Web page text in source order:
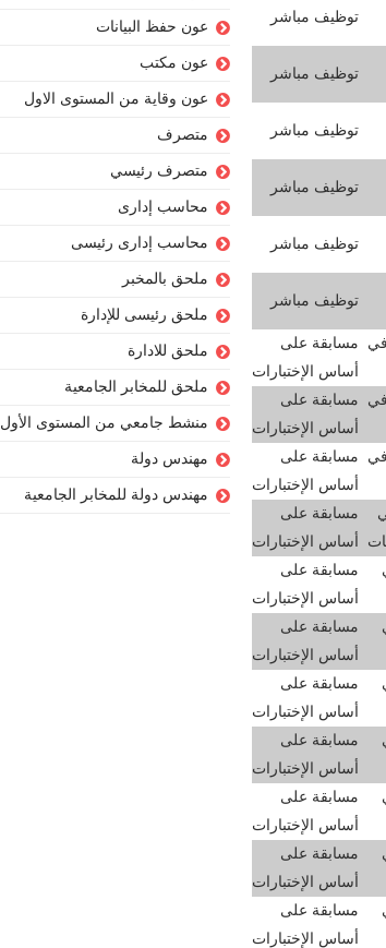
توظيف مباشر
توظيف مباشر
توظيف مباشر
توظيف مباشر
توظيف مباشر
توظيف مباشر
مسابقة على
أساس الإختبارات
مسابقة على
أساس الإختبارات
مسابقة على
أساس الإختبارات
مسابقة على
أساس الإختبارات
مسابقة على
أساس الإختبارات
مسابقة على
أساس الإختبارات
مسابقة على
أساس الإختبارات
مسابقة على
أساس الإختبارات
مسابقة على
أساس الإختبارات
مسابقة على
أساس الإختبارات
مسابقة على
أساس الإختبارات
عون حفظ البيانات
عون مكتب
عون وقاية من المستوى الاول
متصرف
متصرف رئيسي
محاسب إدارى
محاسب إدارى رئيسى
ملحق بالمخبر
ملحق رئيسى للإدارة
ملحق للادارة
ملحق للمخابر الجامعية
منشط جامعي من المستوى الأول
مهندس دولة
مهندس دولة للمخابر الجامعية